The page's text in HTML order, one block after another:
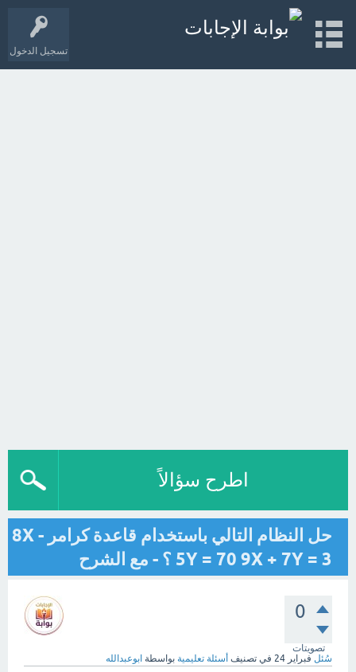
تسجيل الدخول
اطرح سؤالاً
حل النظام التالي باستخدام قاعدة كرامر 8X -
5Y = 70 9X + 7Y = 3 ؟ - مع الشرح
0
تصويتات
سُئل فبراير 24 في تصنيف أسئلة تعليمية بواسطة ابوعبدالله